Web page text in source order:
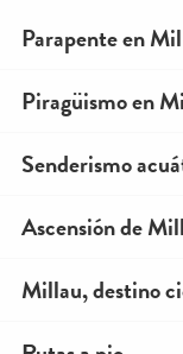
Parapente en
Piragüismo en
Senderismo
Ascensión de
Millau, destino